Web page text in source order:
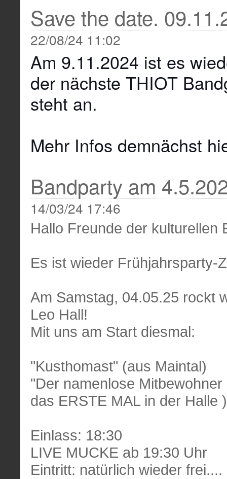
Save the date.
22/08/24 11:02
Am 9.11.2024 ist es
der nächste THIOT
steht an.
Mehr Infos demnächst
Bandparty am
14/03/24 17:46
Hallo Freunde der kulturellen
Es ist wieder Frühjahrsparty-
Am Samstag, 04.05.25 rockt
Leo Hall!
Mit uns am Start diesmal:
"Kusthomast" (aus Maintal)
"Der namenlose
das ERSTE MAL in der Halle )
Einlass: 18:30
LIVE MUCKE ab 19:30 Uhr
Eintritt: natürlich wieder frei....